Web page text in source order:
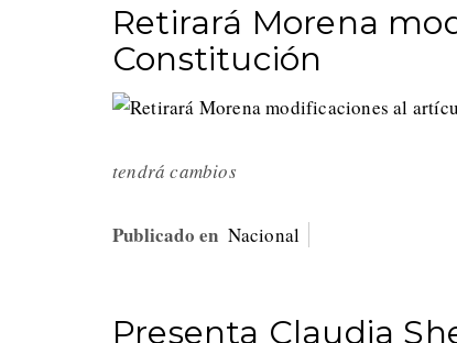
Retirará Morena
Constitución
tendrá cambios
Publicado en Nacional
Presenta Claudia